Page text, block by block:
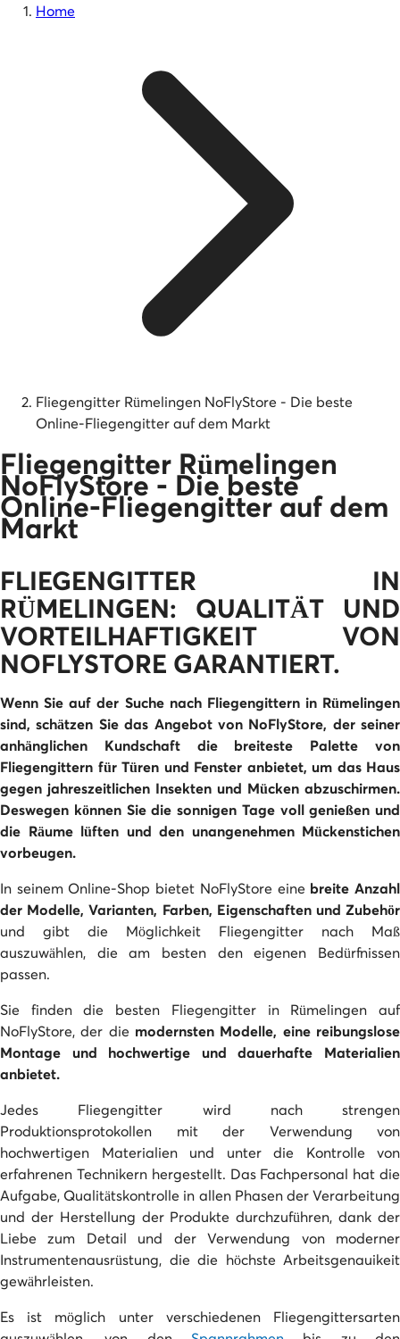
Home
Fliegengitter Rümelingen NoFlyStore - Die beste
Online-Fliegengitter auf dem Markt
Fliegengitter Rümelingen
NoFlyStore - Die beste
Online-Fliegengitter auf dem
Markt
FLIEGENGITTER IN
RÜMELINGEN: QUALITÄT UND
VORTEILHAFTIGKEIT VON
NOFLYSTORE GARANTIERT.
Wenn Sie auf der Suche nach Fliegengittern in Rümelingen
sind, schätzen Sie das Angebot von NoFlyStore, der seiner
anhänglichen Kundschaft die breiteste Palette von
Fliegengittern für Türen und Fenster anbietet, um das Haus
gegen jahreszeitlichen Insekten und Mücken abzuschirmen.
Deswegen können Sie die sonnigen Tage voll genießen und
die Räume lüften und den unangenehmen Mückenstichen
vorbeugen.
In seinem Online-Shop bietet NoFlyStore eine breite Anzahl
der Modelle, Varianten, Farben, Eigenschaften und Zubehör
und gibt die Möglichkeit Fliegengitter nach Maß
auszuwählen, die am besten den eigenen Bedürfnissen
passen.
Sie finden die besten Fliegengitter in Rümelingen auf
NoFlyStore, der die modernsten Modelle, eine reibungslose
Montage und hochwertige und dauerhafte Materialien
anbietet.
Jedes Fliegengitter wird nach strengen
Produktionsprotokollen mit der Verwendung von
hochwertigen Materialien und unter die Kontrolle von
erfahrenen Technikern hergestellt. Das Fachpersonal hat die
Aufgabe, Qualitätskontrolle in allen Phasen der Verarbeitung
und der Herstellung der Produkte durchzuführen, dank der
Liebe zum Detail und der Verwendung von moderner
Instrumentenausrüstung, die die höchste Arbeitsgenauikeit
gewährleisten.
Es ist möglich unter verschiedenen Fliegengittersarten